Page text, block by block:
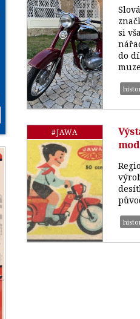
si
do
#JAWA